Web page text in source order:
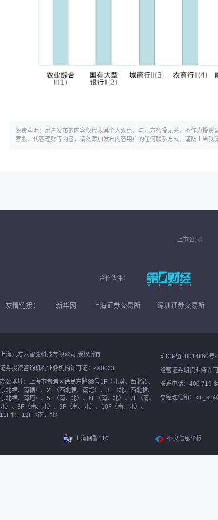
免责声明：用户发布的内容仅代表其个人观点，与九方智投无关，不作为投
荐股、代客理财等内容，请勿添加发布内容用户的任何联系方式，谨防上当受
上市公司：
合作伙伴：
友情链接： 新华网 上海证券交易所 深圳证券交易所
上海九方云智能科技有限公司 版权所有
证券投资咨询机构业务机构许可证：ZX0023
办公地址：上海市青浦区徐民东路88号1F（北塔、西北裙、
东北裙、南裙）、2F（西北裙、南塔）、3F（北、西北裙、
东北裙、南塔）、5F（南、北）、6F（南、北）、7F（南、
北）、8F（南、北）、9F（南、北）、10F（南、北）、
11F北、12F（南、北）
沪ICP备18014860号-
经营证券期货业务许
联系电话：400-719-
总经理信箱：
上海网警110 不良信息举报